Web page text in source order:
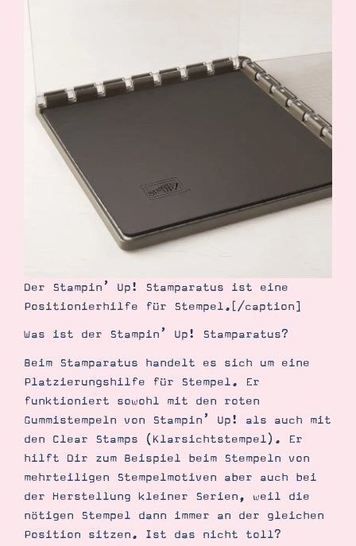
Suche Impressum Datenschutz
Der Stampin’ Up! Stamparatus ist eine
Positionierhilfe für Stempel.[/caption]
Was ist der Stampin’ Up! Stamparatus?
Beim Stamparatus handelt es sich um eine
Platzierungshilfe für Stempel. Er
funktioniert sowohl mit den roten
Gummistempeln von Stampin’ Up! als auch mit
den Clear Stamps (Klarsichtstempel). Er
hilft Dir zum Beispiel beim Stempeln von
mehrteiligen Stempelmotiven aber auch bei
der Herstellung kleiner Serien, weil die
nötigen Stempel dann immer an der gleichen
Position sitzen. Ist das nicht toll?